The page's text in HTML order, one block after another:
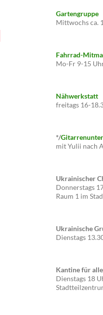
Gartengruppe
Mittwochs ca.
Fahrrad-
Mo-Fr 9-15
Nähwerkstatt
freitags 16-
*/
mit Yulii nach
Ukrainischer
Donnerstags
Raum 1 im
Ukrainische
Dienstags
Kantine für alle
Dienstags 18